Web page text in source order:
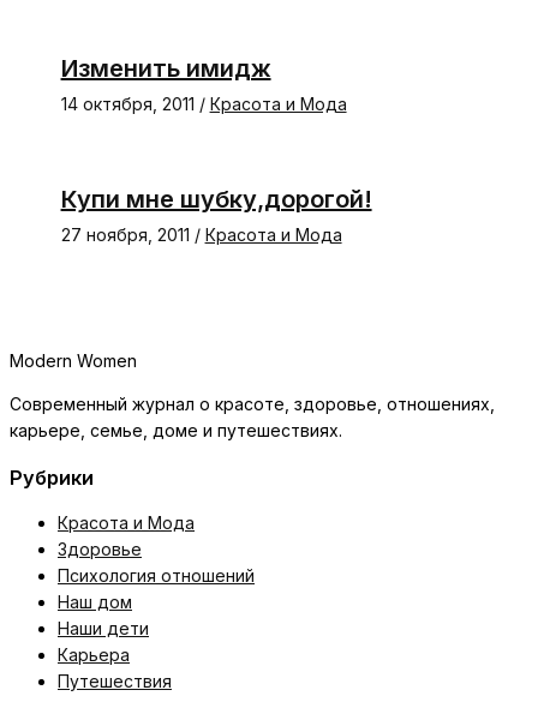
Изменить имидж
14 октября, 2011 / Красота и Мода
Купи мне шубку,дорогой!
27 ноября, 2011 / Красота и Мода
Modern Women
Современный журнал о красоте, здоровье, отношениях,
карьере, семье, доме и путешествиях.
Рубрики
Красота и Мода
Здоровье
Психология отношений
Наш дом
Наши дети
Карьера
Путешествия